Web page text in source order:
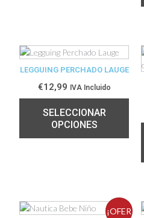
LEGGUING PERCHADO LAUGE
€12,99 IVA Incluido
SELECCIONAR
OPCIONES
¡OFER